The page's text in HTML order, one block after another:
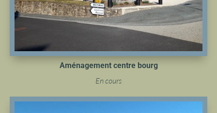
Aménagement centre bourg
En cours